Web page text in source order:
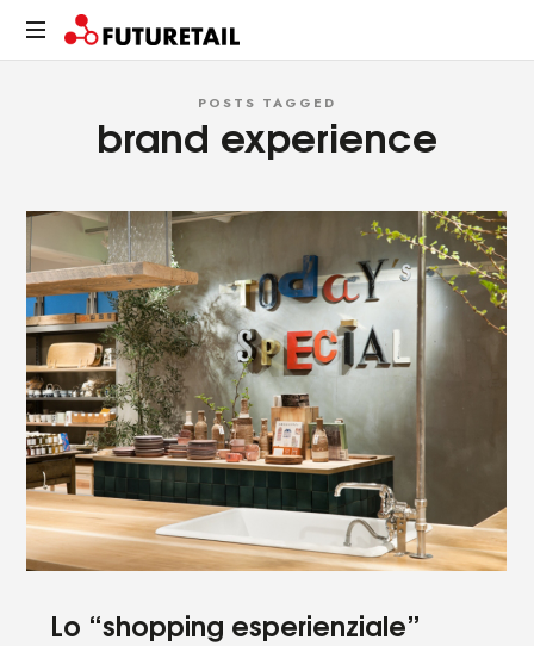
FUTURETAIL
relazioni.
viaggio
sostenibile
POSTS TAGGED
brand experience
Lo “shopping esperienziale”